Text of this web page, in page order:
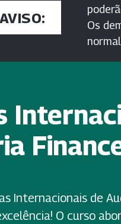
AVISO:
Os
Internacionais de
O curso